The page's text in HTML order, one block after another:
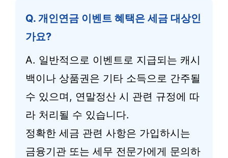
Q. 개인연금 이벤트 혜택은 세금 대상인
가요?
A. 일반적으로 이벤트로 지급되는 캐시
백이나 상품권은 기타 소득으로 간주될
수 있으며, 연말정산 시 관련 규정에 따
라 처리될 수 있습니다.
정확한 세금 관련 사항은 가입하시는
금융기관 또는 세무 전문가에게 문의하